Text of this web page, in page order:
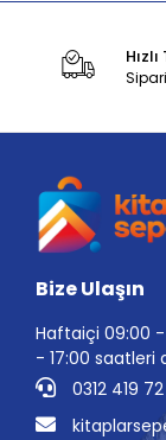
Bize Ulaşın
Haftaiçi 09:00 -
- 17:00 saatleri
0312 419 72